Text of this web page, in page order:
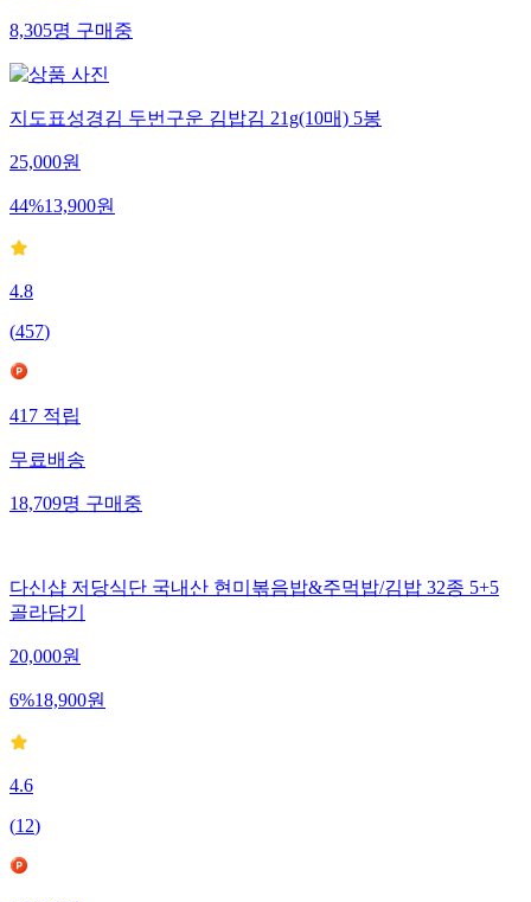
8,305명 구매중
지도표성경김 두번구운 김밥김 21g(10매) 5봉
25,000원
44%13,900원
4.8
(457)
417 적립
무료배송
18,709명 구매중
다신샵 저당식단 국내산 현미볶음밥&주먹밥/김밥 32종 5+5
골라담기
20,000원
6%18,900원
4.6
(12)